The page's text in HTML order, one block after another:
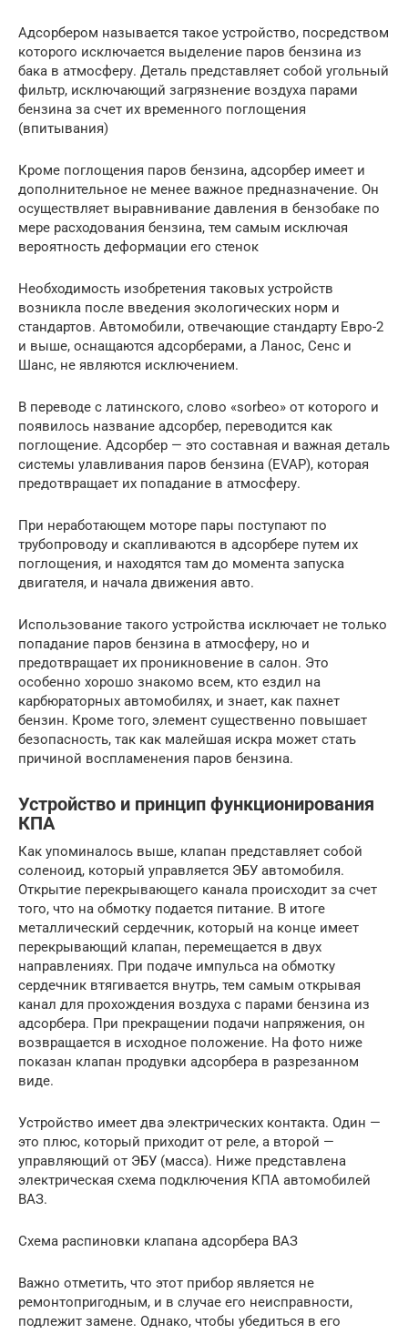
Адсорбером называется такое устройство, посредством
которого исключается выделение паров бензина из
бака в атмосферу. Деталь представляет собой угольный
фильтр, исключающий загрязнение воздуха парами
бензина за счет их временного поглощения
(впитывания)
Кроме поглощения паров бензина, адсорбер имеет и
дополнительное не менее важное предназначение. Он
осуществляет выравнивание давления в бензобаке по
мере расходования бензина, тем самым исключая
вероятность деформации его стенок
Необходимость изобретения таковых устройств
возникла после введения экологических норм и
стандартов. Автомобили, отвечающие стандарту Евро-2
и выше, оснащаются адсорберами, а Ланос, Сенс и
Шанс, не являются исключением.
В переводе с латинского, слово «sorbeo» от которого и
появилось название адсорбер, переводится как
поглощение. Адсорбер — это составная и важная деталь
системы улавливания паров бензина (EVAP), которая
предотвращает их попадание в атмосферу.
При неработающем моторе пары поступают по
трубопроводу и скапливаются в адсорбере путем их
поглощения, и находятся там до момента запуска
двигателя, и начала движения авто.
Использование такого устройства исключает не только
попадание паров бензина в атмосферу, но и
предотвращает их проникновение в салон. Это
особенно хорошо знакомо всем, кто ездил на
карбюраторных автомобилях, и знает, как пахнет
бензин. Кроме того, элемент существенно повышает
безопасность, так как малейшая искра может стать
причиной воспламенения паров бензина.
Устройство и принцип функционирования
КПА
Как упоминалось выше, клапан представляет собой
соленоид, который управляется ЭБУ автомобиля.
Открытие перекрывающего канала происходит за счет
того, что на обмотку подается питание. В итоге
металлический сердечник, который на конце имеет
перекрывающий клапан, перемещается в двух
направлениях. При подаче импульса на обмотку
сердечник втягивается внутрь, тем самым открывая
канал для прохождения воздуха с парами бензина из
адсорбера. При прекращении подачи напряжения, он
возвращается в исходное положение. На фото ниже
показан клапан продувки адсорбера в разрезанном
виде.
Устройство имеет два электрических контакта. Один —
это плюс, который приходит от реле, а второй —
управляющий от ЭБУ (масса). Ниже представлена
электрическая схема подключения КПА автомобилей
ВАЗ.
Схема распиновки клапана адсорбера ВАЗ
Важно отметить, что этот прибор является не
ремонтопригодным, и в случае его неисправности,
подлежит замене. Однако, чтобы убедиться в его